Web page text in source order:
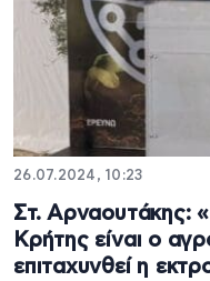
26.07.2024, 10:23
Στ. Αρναουτάκης:
Κρήτης είναι ο
επιταχυνθεί η